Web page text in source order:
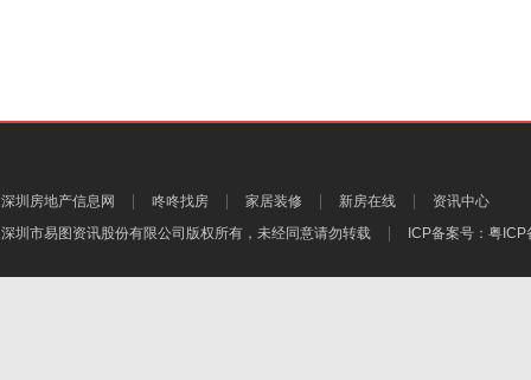
深圳房地产信息网 咚咚找房 家居装修 新房在线
资讯中心
深圳市易图资讯股份有限公司 版权所有，未经同意请勿转载 ICP备案号： 粤ICP